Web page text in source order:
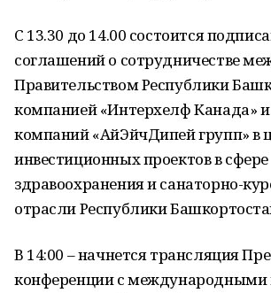
С 13.30 до 14.00 состоится
соглашений о сотрудничестве
Правительством Республики
компанией «Интерхелф Канада»
компаний «АйЭйчДипей групп» в
инвестиционных проектов в сфере
здравоохранения и санаторно-
отрасли Республики
В 14:00 – начнется трансляция
конференции с международными